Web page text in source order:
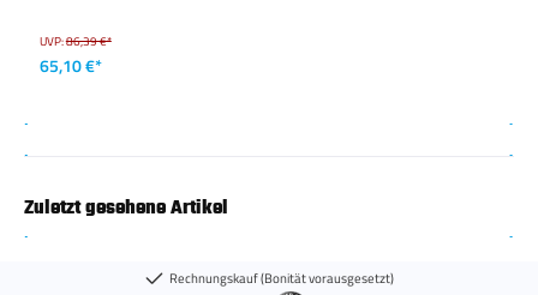
UVP:86,39 €*
65,10 €*
Zuletzt gesehene Artikel
Rechnungskauf (Bonität vorausgesetzt)